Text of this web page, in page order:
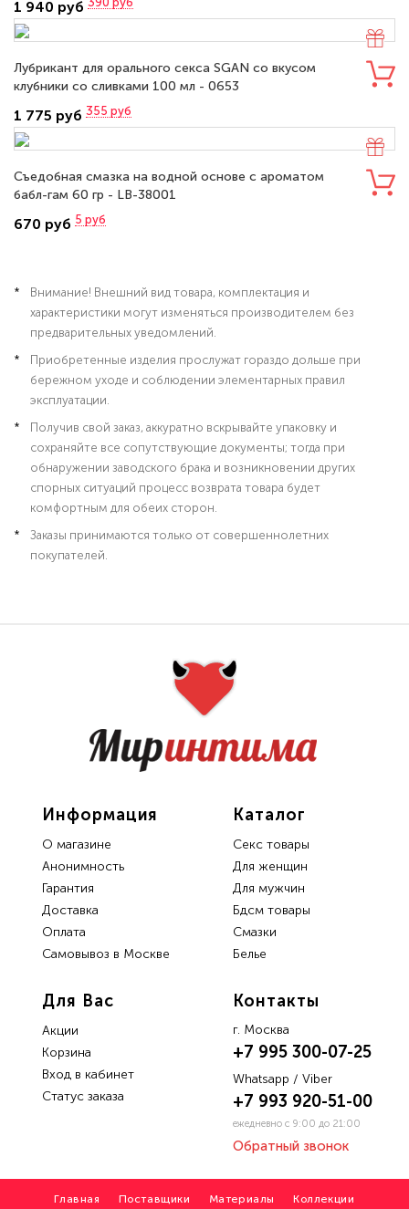
1 940 руб
Лубрикант для орального секса SGAN со вкусом
клубники со сливками 100 мл - 0653
1 775 руб 355 руб
Съедобная смазка на водной основе с ароматом
бабл-гам 60 гр - LB-38001
670 руб 5 руб
Внимание! Внешний вид товара, комплектация и
характеристики могут изменяться производителем без
предварительных уведомлений.
Приобретенные изделия прослужат гораздо дольше при
бережном уходе и соблюдении элементарных правил
эксплуатации.
Получив свой заказ, аккуратно вскрывайте упаковку и
сохраняйте все сопутствующие документы; тогда при
обнаружении заводского брака и возникновении других
спорных ситуаций процесс возврата товара будет
комфортным для обеих сторон.
Заказы принимаются только от совершеннолетних
покупателей.
Каталог
Секс товары
Для женщин
Для мужчин
Бдсм товары
Смазки
Белье
Информация
О магазине
Анонимность
Гарантия
Доставка
Oплата
Самовывоз в Москве
Для Вас
Акции
Корзина
Вход в кабинет
Статус заказа
Контакты
г. Москва
+7 995 300-07-25
+7 993 920-51-00
Whatsapp / Viber
ежедневно с 9:00 до 21:00
Обратный звонок
Главная Поставщики Материалы Коллекции